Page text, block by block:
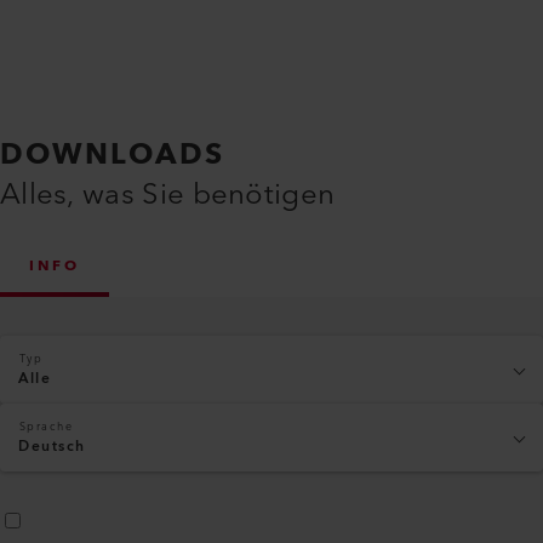
DOWNLOADS
Alles, was Sie benötigen
INFO
Typ
Alle
Sprache
Deutsch